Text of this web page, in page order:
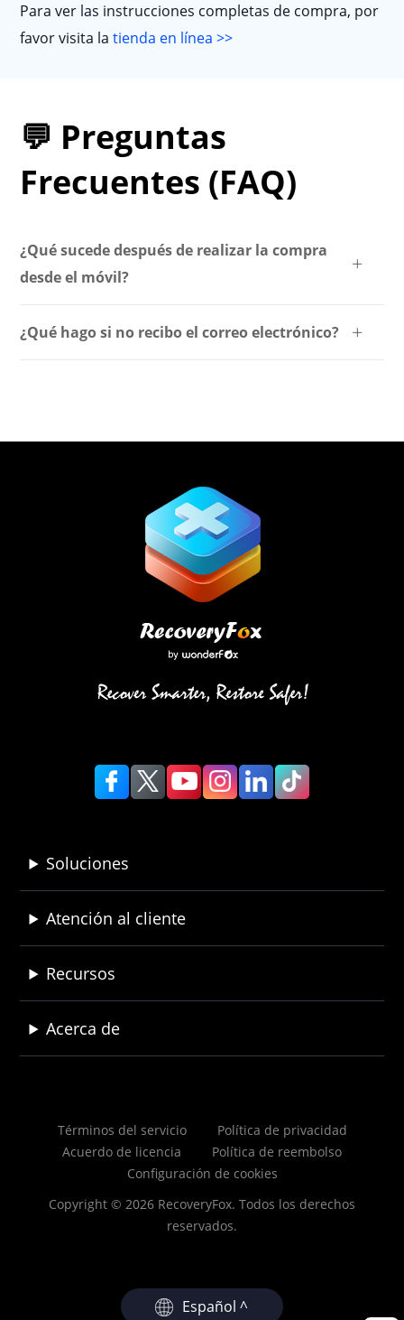
Para ver las instrucciones completas de compra, por
favor visita latienda en línea >>
💬 Preguntas
Frecuentes (FAQ)
¿Qué sucede después de realizar la compra
desde el móvil?
¿Qué hago si no recibo el correo electrónico?
Soluciones
Atención al cliente
Recursos
Acerca de
Términos del servicio
Política de privacidad
Acuerdo de licencia
Política de reembolso
Configuración de cookies
Copyright © 2026 RecoveryFox. Todos los derechos
reservados.
Español ^